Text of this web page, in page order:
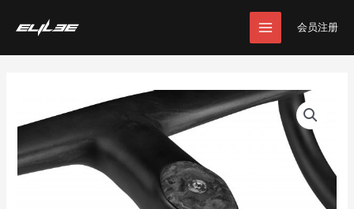
MAIN
MENU
会员注册
盖
数